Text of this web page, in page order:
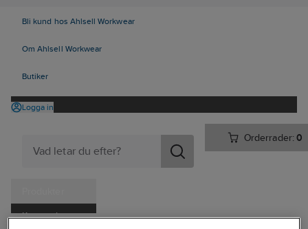
Bli kund hos Ahlsell Workwear
Om Ahlsell Workwear
Butiker
Logga in
Orderrader:0
Kampanjer